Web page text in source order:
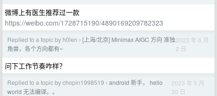
微博上有医生推荐过一款
https://weibo.com/1728715190/4890169209782323
Replied to a topic by h0len › [上海/北京] Minimax AIGC 方向 准独
角兽，各个方向都有~
2023 年 6 月
2 日
问下工作节奏咋样？
Replied to a topic by chopin1998519 › android 新手， hello
world 无法编译。。
2023 年 5 月
30 日